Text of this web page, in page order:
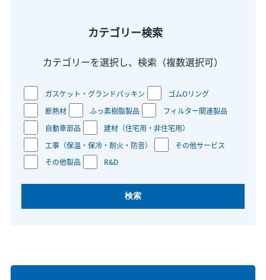
カテゴリー検索
カテゴリーを選択し、検索（複数選択可）
ガスケット・グランドパッキン
ゴムOリング
断熱材
ふっ素樹脂製品
フィルター関連製品
自動車部品
建材（住宅用・非住宅用）
工事（保温・保冷・耐火・防音）
その他サービス
その他製品
R&D